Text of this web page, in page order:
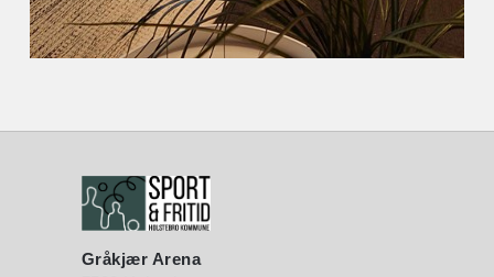
Gråkjær Arena